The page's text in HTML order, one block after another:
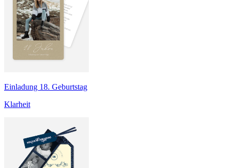
Einladung 18. Geburtstag
Klarheit